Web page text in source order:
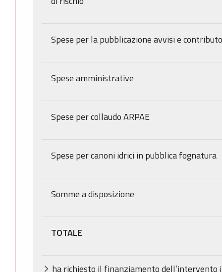
Spese per la pubblicazione avvisi e
Spese amministrative
Spese per collaudo ARPAE
Spese per canoni idrici in pubblica fognatura
Somme a disposizione
TOTALE
ha richiesto il finanziamento